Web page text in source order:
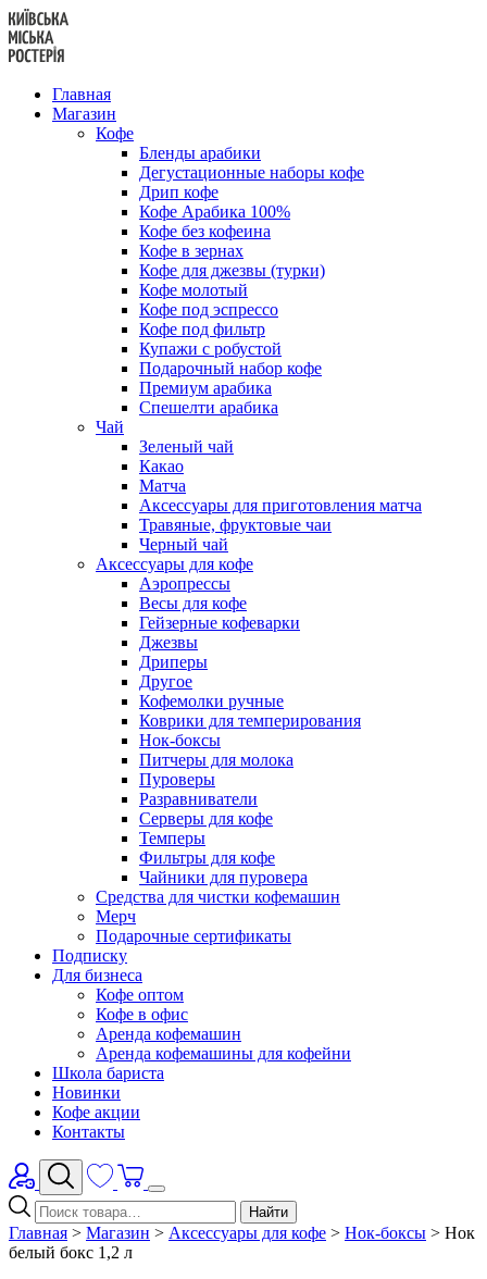
Перейти
к
содержанию
Главная
Магазин
Кофе
Бленды арабики
Дегустационные наборы кофе
Дрип кофе
Кофе Арабика 100%
Кофе без кофеина
Кофе в зернах
Кофе для джезвы (турки)
Кофе молотый
Кофе под эспрессо
Кофе под фильтр
Купажи с робустой
Подарочный набор кофе
Премиум арабика
Спешелти арабика
Чай
Зеленый чай
Какао
Матча
Аксессуары для приготовления матча
Травяные, фруктовые чаи
Черный чай
Аксессуары для кофе
Аэропрессы
Весы для кофе
Гейзерные кофеварки
Джезвы
Дриперы
Другое
Кофемолки ручные
Коврики для темперирования
Нок-боксы
Питчеры для молока
Пуроверы
Разравниватели
Серверы для кофе
Темперы
Фильтры для кофе
Чайники для пуровера
Средства для чистки кофемашин
Мерч
Подарочные сертификаты
Подписку
Для бизнеса
Кофе оптом
Кофе в офис
Аренда кофемашин
Аренда кофемашины для кофейни
Школа бариста
Новинки
Кофе акции
Контакты
Найти
Главная > Магазин > Аксессуары для кофе > Нок-боксы > Нок
белый бокс 1,2 л